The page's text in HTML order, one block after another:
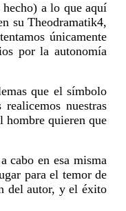
hecho) a lo que aquí
su Theodramatik4,
únicamente
por la autonomía
que el símbolo
nuestras
hombre quieren que
cabo en esa misma
para el temor de
del autor, y el éxito